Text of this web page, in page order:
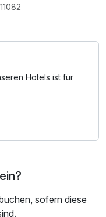
Destillate und
Schlösser und
kostenfreie
Hotels ist für
sofern diese